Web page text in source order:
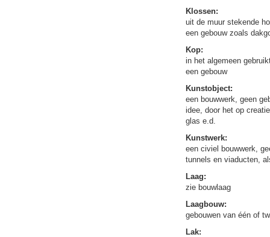
Klossen:
uit de muur stekende
een gebouw zoals
Kop:
in het algemeen
een gebouw
Kunstobject:
een bouwwerk, geen
idee, door het op
glas e.d.
Kunstwerk:
een civiel bouwwerk,
tunnels en viaducten,
Laag:
zie bouwlaag
Laagbouw:
gebouwen van één of
Lak: